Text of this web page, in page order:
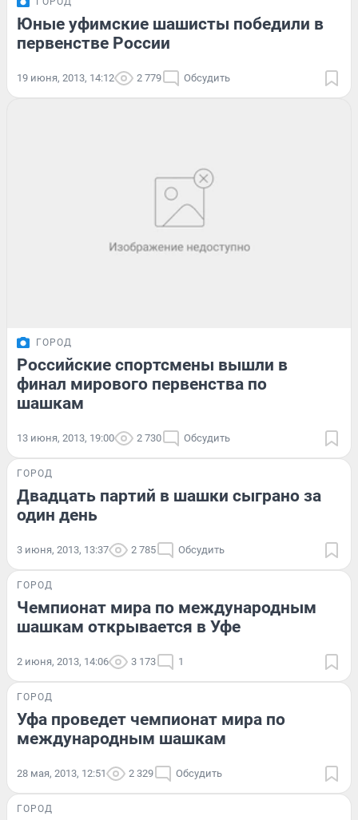
Юные уфимские шашисты победили в
первенстве России
19 июня, 2013, 14:12 2 779 Обсудить
ГОРОД
Российские спортсмены вышли в
финал мирового первенства по
шашкам
13 июня, 2013, 19:00 2 730 Обсудить
ГОРОД
Двадцать партий в шашки сыграно за
один день
3 июня, 2013, 13:37 2 785 Обсудить
ГОРОД
Чемпионат мира по международным
шашкам открывается в Уфе
2 июня, 2013, 14:06 3 173 1
ГОРОД
Уфа проведет чемпионат мира по
международным шашкам
28 мая, 2013, 12:51 2 329 Обсудить
ГОРОД